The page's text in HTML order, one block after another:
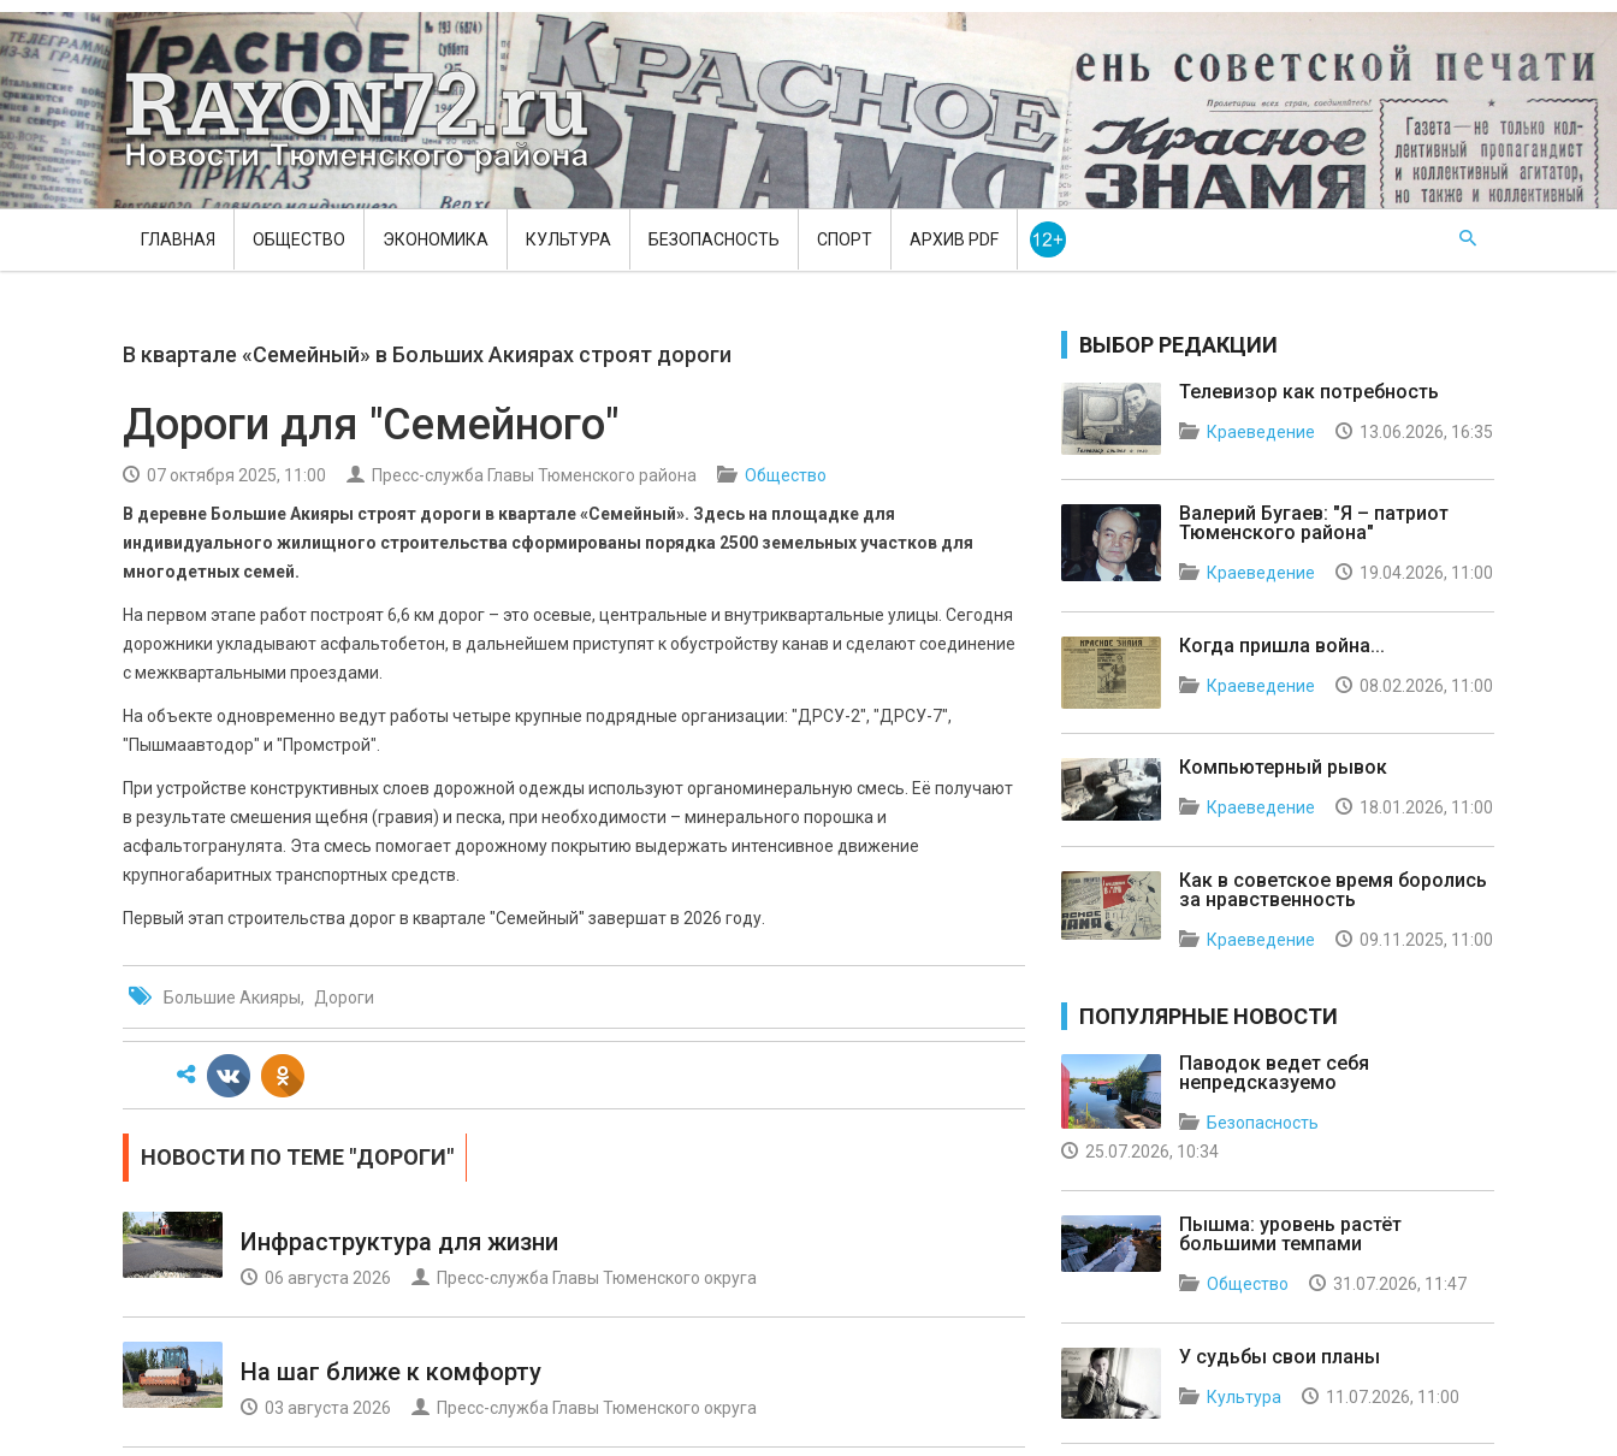
ГЛАВНАЯ ОБЩЕСТВО ЭКОНОМИКА КУЛЬТУРА БЕЗОПАСНОСТЬ СПОРТ АРХИВ PDF
В квартале «Семейный» в Больших Акиярах строят дороги
Дороги для "Семейного"
07 октября 2025, 11:00 Пресс-служба Главы Тюменского района
Общество
В деревне Большие Акияры строят дороги в квартале «Семейный». Здесь на площадке для
индивидуального жилищного строительства сформированы порядка 2500 земельных участков для
многодетных семей.
На первом этапе работ построят 6,6 км дорог – это осевые, центральные и внутриквартальные улицы. Сегодня
дорожники укладывают асфальтобетон, в дальнейшем приступят к обустройству канав и сделают соединение
с межквартальными проездами.
На объекте одновременно ведут работы четыре крупные подрядные организации: "ДРСУ-2", "ДРСУ-7",
"Пышмаавтодор" и "Промстрой".
При устройстве конструктивных слоев дорожной одежды используют органоминеральную смесь. Её получают
в результате смешения щебня (гравия) и песка, при необходимости – минерального порошка и
асфальтогранулята. Эта смесь помогает дорожному покрытию выдержать интенсивное движение
крупногабаритных транспортных средств.
Первый этап строительства дорог в квартале "Семейный" завершат в 2026 году.
Большие Акияры Дороги
НОВОСТИ ПО ТЕМЕ "ДОРОГИ"
Инфраструктура для жизни
06 августа 2026 Пресс-служба Главы Тюменского округа
На шаг ближе к комфорту
03 августа 2026 Пресс-служба Главы Тюменского округа
ВЫБОР РЕДАКЦИИ
Телевизор как потребность
Краеведение 13.06.2026, 16:35
Валерий Бугаев: "Я – патриот
Тюменского района"
Краеведение 19.04.2026, 11:00
Когда пришла война...
Краеведение 08.02.2026, 11:00
Компьютерный рывок
Краеведение 18.01.2026, 11:00
Как в советское время боролись
за нравственность
Краеведение 09.11.2025, 11:00
ПОПУЛЯРНЫЕ НОВОСТИ
Паводок ведет себя
непредсказуемо
Безопасность
25.07.2026, 10:34
Пышма: уровень растёт
большими темпами
Общество 31.07.2026, 11:47
У судьбы свои планы
Культура 11.07.2026, 11:00